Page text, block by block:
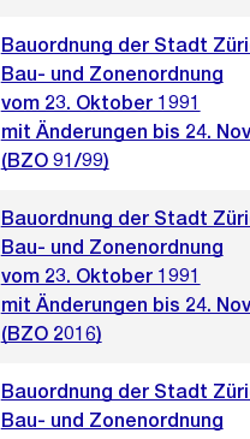
Bauordnung der Stadt
Bau- und Zonenordnung
vom 23. Oktober 1991
mit Änderungen bis 24.
(BZO 91/99)
Bauordnung der Stadt
Bau- und Zonenordnung
vom 23. Oktober 1991
mit Änderungen bis 24.
(BZO 2016)
Bauordnung der Stadt
Bau- und Zonenordnung